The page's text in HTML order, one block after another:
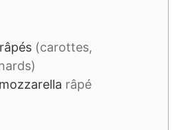
(carottes,
râpé